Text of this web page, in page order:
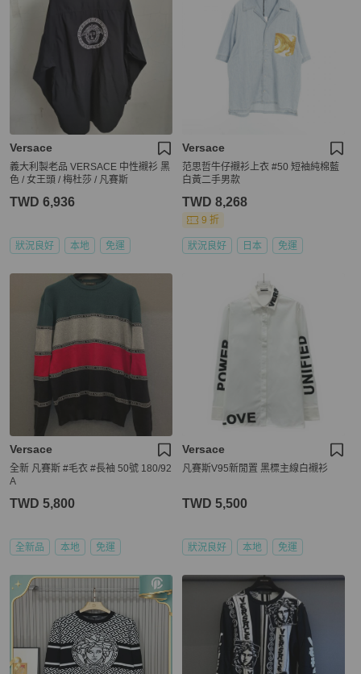
Versace
義大利製老品 VERSACE 中性襯衫 黑
色 / 女王頭 / 梅杜莎 / 凡賽斯
TWD 6,936
狀況良好 本地 免運
Versace
范思哲牛仔襯衫上衣 #50 短袖純棉藍
白黃二手男款
TWD 8,268
9 折
狀況良好 日本 免運
Versace
全新 凡賽斯 #毛衣 #長袖 50號 180/92
A
TWD 5,800
全新品 本地 免運
Versace
凡賽斯V95新閒置 黑標主線白襯衫
TWD 5,500
狀況良好 本地 免運